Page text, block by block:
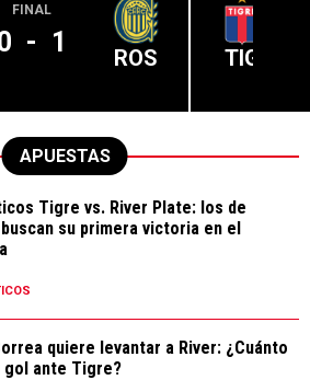
FINAL
- 1 ROS TIG
APUESTAS
Tigre vs. River Plate: los de
su primera victoria en el
quiere levantar a River: ¿Cuánto
gol ante Tigre?